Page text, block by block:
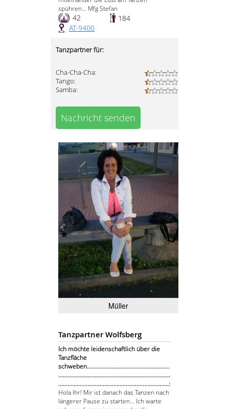
spühren... Mfg Stefan
42
184
AT-9400
Tanzpartner für:
Cha-Cha-Cha:
Tango:
Samba:
Nachricht senden
Müller
Tanzpartner Wolfsberg
Ich möchte leidenschaftlich über die
Tanzfläche
schweben......................................................
.........................................................................
........................................................................:
Hola Ihr! Mir ist danach das Tanzen nach
längerer Pause zu starten... Ich warte